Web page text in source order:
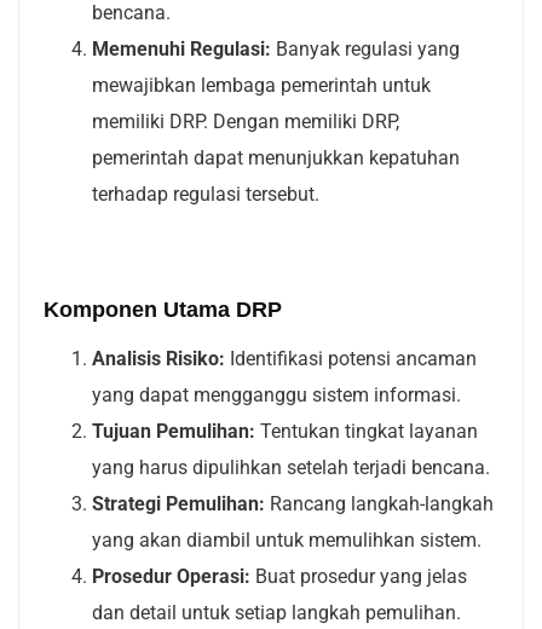
bencana.
Memenuhi Regulasi: Banyak regulasi yang
mewajibkan lembaga pemerintah untuk
memiliki DRP. Dengan memiliki DRP,
pemerintah dapat menunjukkan kepatuhan
terhadap regulasi tersebut.
Komponen Utama DRP
Analisis Risiko: Identifikasi potensi ancaman
yang dapat mengganggu sistem informasi.
Tujuan Pemulihan: Tentukan tingkat layanan
yang harus dipulihkan setelah terjadi bencana.
Strategi Pemulihan: Rancang langkah-langkah
yang akan diambil untuk memulihkan sistem.
Prosedur Operasi: Buat prosedur yang jelas
dan detail untuk setiap langkah pemulihan.